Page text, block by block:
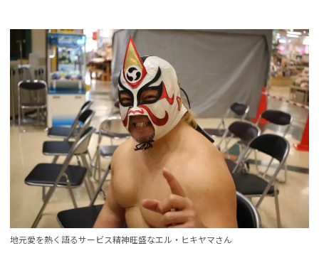
地元愛を熱く語るサービス精神旺盛なエル・ヒキヤマさん